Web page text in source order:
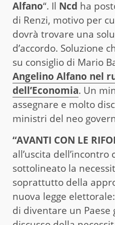
Alfano“. Il Ncd ha
di Renzi, motivo per
dovrà trovare una
d’accordo. Soluzione
su consiglio di Mario
Angelino Alfano nel
dell’Economia. Un
assegnare e molto
ministri del neo
“AVANTI CON LE
all’uscita dell’incontro
sottolineato la
soprattutto della
nuova legge
di diventare un